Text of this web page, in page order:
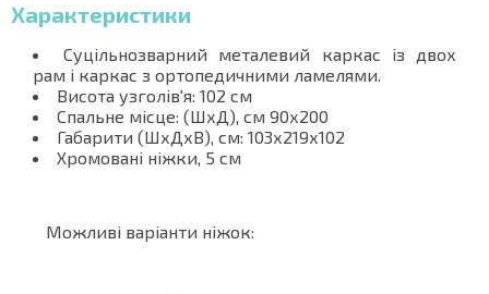
Характеристики
Суцільнозварний металевий каркас із двох
рам і каркас з ортопедичними ламелями.
Висота узголів'я: 102 см
Спальне місце: (ШхД), см 90х200
Габарити (ШхДхВ), см: 103х219х102
Хромовані ніжки, 5 см
Можливі варіанти ніжок: